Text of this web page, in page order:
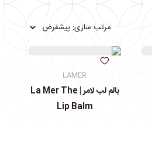
LAMER
بالم لب لامر | La Mer The
Lip Balm